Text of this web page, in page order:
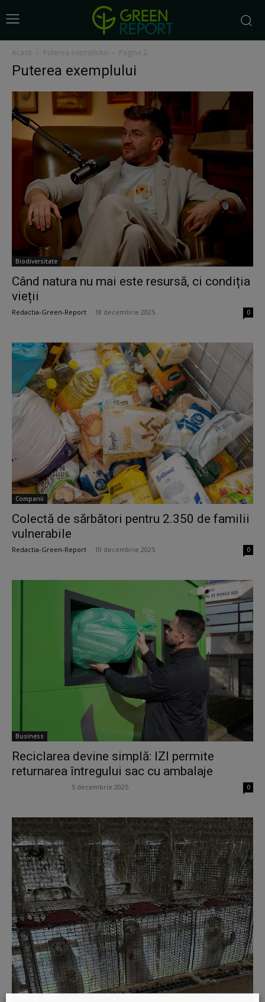
Acasă Puterea exemplului Pagina 2
Puterea exemplului
Biodiversitate
Când natura nu mai este resursă, ci condiția
vieții
Redactia-Green-Report 18 decembrie 2025 0
Companii
Colectă de sărbători pentru 2.350 de familii
vulnerabile
Redactia-Green-Report 10 decembrie 2025 0
Business
Reciclarea devine simplă: IZI permite
returnarea întregului sac cu ambalaje
5 decembrie 2025 0